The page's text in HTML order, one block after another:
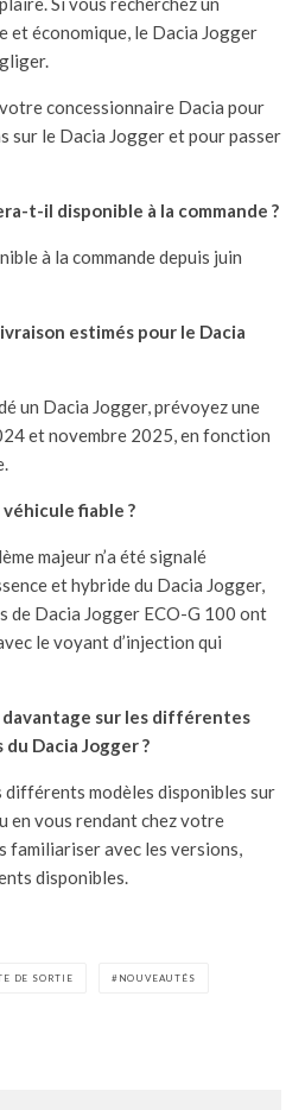
et économique, le Dacia Jogger
concessionnaire Dacia pour
sur le Dacia Jogger et pour passer
t-il disponible à la commande ?
à la commande depuis juin
estimés pour le Dacia
un Dacia Jogger, prévoyez une
et novembre 2025, en fonction
fiable ?
majeur n’a été signalé
et hybride du Dacia Jogger,
de Dacia Jogger ECO-G 100 ont
le voyant d’injection qui
sur les différentes
Dacia Jogger ?
différents modèles disponibles sur
en vous rendant chez votre
familiariser avec les versions,
disponibles.
DE SORTIE NOUVEAUTÉS